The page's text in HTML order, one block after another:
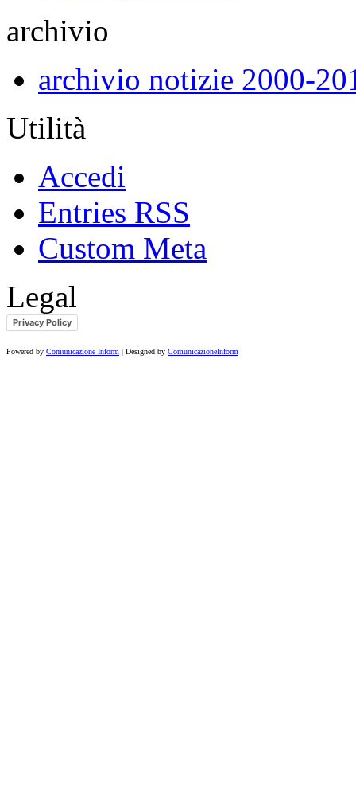
archivio
archivio notizie 2000-
Utilità
Accedi
Entries RSS
Custom Meta
Legal
Privacy Policy
Powered by Comunicazione Inform | Designed by ComunicazioneInform